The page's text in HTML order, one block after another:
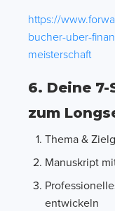
https://
bucher-uber-
meisterschaft
6. Deine
zum
Thema &
Manuskript
entwickeln